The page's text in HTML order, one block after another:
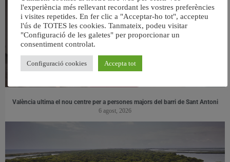
València ultima el nou centre per a persones majors del barri de Sant Antoni
6 agost, 2026
l'experiència més rellevant recordant les vostres preferències
i visites repetides. En fer clic a "Acceptar-ho tot", accepteu
l'ús de TOTES les cookies. Tanmateix, podeu visitar
"Configuració de les galetes" per proporcionar un
consentiment controlat.
Configuració cookies Accepta tot